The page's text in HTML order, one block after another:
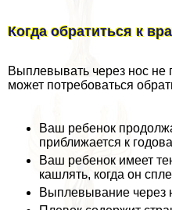
Когда обратиться к
Выплевывать через нос не
может потребоваться
Ваш ребенок
приближается к
Ваш ребенок имеет
кашлять, когда он
Выплевывание через